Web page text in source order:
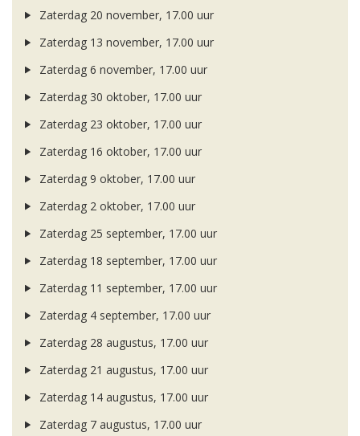
Zaterdag 20 november, 17.00 uur
Zaterdag 13 november, 17.00 uur
Zaterdag 6 november, 17.00 uur
Zaterdag 30 oktober, 17.00 uur
Zaterdag 23 oktober, 17.00 uur
Zaterdag 16 oktober, 17.00 uur
Zaterdag 9 oktober, 17.00 uur
Zaterdag 2 oktober, 17.00 uur
Zaterdag 25 september, 17.00 uur
Zaterdag 18 september, 17.00 uur
Zaterdag 11 september, 17.00 uur
Zaterdag 4 september, 17.00 uur
Zaterdag 28 augustus, 17.00 uur
Zaterdag 21 augustus, 17.00 uur
Zaterdag 14 augustus, 17.00 uur
Zaterdag 7 augustus, 17.00 uur